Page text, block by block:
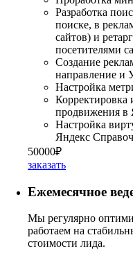
Разработка
поиске, в
сайтов) и
посетителями
Создание
направление и
Настройка
Корректировка
продвижения в
Настройка
Яндекс
50000₽
заказать
Ежемесячное
Мы регулярно
работаем на
стоимости лида.